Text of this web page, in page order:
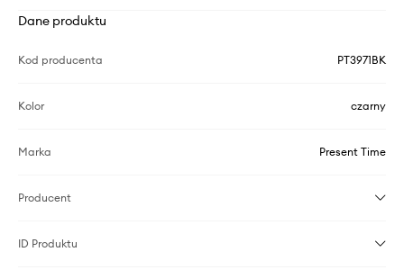
Dane produktu
Kod producenta PT3971BK
Kolor czarny
Marka Present Time
Producent
ID Produktu